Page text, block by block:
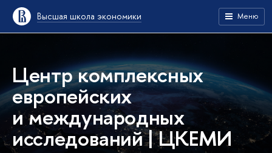
Высшая школа экономики Меню
Центр комплексных
европейских
и международных
исследований | ЦКЕМИ